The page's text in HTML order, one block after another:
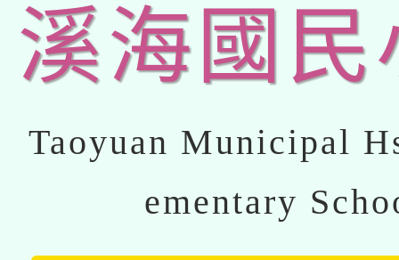
溪海國民
Taoyuan Municipal
ementary